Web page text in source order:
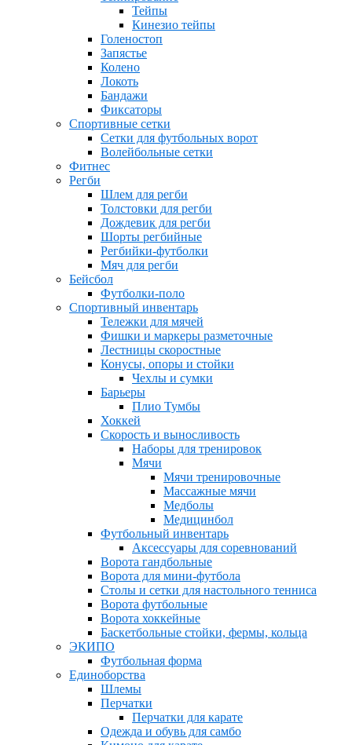
Тейпы
Кинезио тейпы
Голеностоп
Запястье
Колено
Локоть
Бандажи
Фиксаторы
Спортивные сетки
Сетки для футбольных ворот
Волейбольные сетки
Фитнес
Регби
Шлем для регби
Толстовки для регби
Дождевик для регби
Шорты регбийные
Регбийки-футболки
Мяч для регби
Бейсбол
Футболки-поло
Спортивный инвентарь
Тележки для мячей
Фишки и маркеры разметочные
Лестницы скоростные
Конусы, опоры и стойки
Чехлы и сумки
Барьеры
Плио Тумбы
Хоккей
Скорость и выносливость
Наборы для тренировок
Мячи
Мячи тренировочные
Массажные мячи
Медболы
Медицинбол
Футбольный инвентарь
Аксессуары для соревнований
Ворота гандбольные
Ворота для мини-футбола
Столы и сетки для настольного тенниса
Ворота футбольные
Ворота хоккейные
Баскетбольные стойки, фермы, кольца
ЭКИПО
Футбольная форма
Единоборства
Шлемы
Перчатки
Перчатки для карате
Одежда и обувь для самбо